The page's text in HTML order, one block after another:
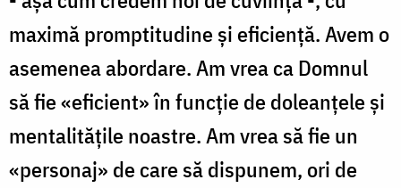
maximă promptitudine și eficiență. Avem o
asemenea abordare. Am vrea ca Domnul
să fie «eficient» în funcție de doleanțele și
mentalitățile noastre. Am vrea să fie un
«personaj» de care să dispunem, ori de